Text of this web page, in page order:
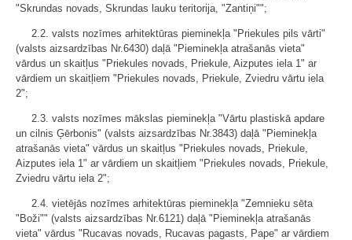
"Skrundas novads, Skrundas lauku teritorija, "Zantiņi"";
2.2. valsts nozīmes arhitektūras pieminekļa "Priekules pils vārti"
(valsts aizsardzības Nr.6430) daļā "Pieminekļa atrašanās vieta"
vārdus un skaitļus "Priekules novads, Priekule, Aizputes iela 1" ar
vārdiem un skaitļiem "Priekules novads, Priekule, Zviedru vārtu iela
2";
2.3. valsts nozīmes mākslas pieminekļa "Vārtu plastiskā apdare
un cilnis Ģērbonis" (valsts aizsardzības Nr.3843) daļā "Pieminekļa
atrašanās vieta" vārdus un skaitļus "Priekules novads, Priekule,
Aizputes iela 1" ar vārdiem un skaitļiem "Priekules novads, Priekule,
Zviedru vārtu iela 2";
2.4. vietējās nozīmes arhitektūras pieminekļa "Zemnieku sēta
"Boži"" (valsts aizsardzības Nr.6121) daļā "Pieminekļa atrašanās
vieta" vārdus "Rucavas novads, Rucavas pagasts, Pape" ar vārdiem